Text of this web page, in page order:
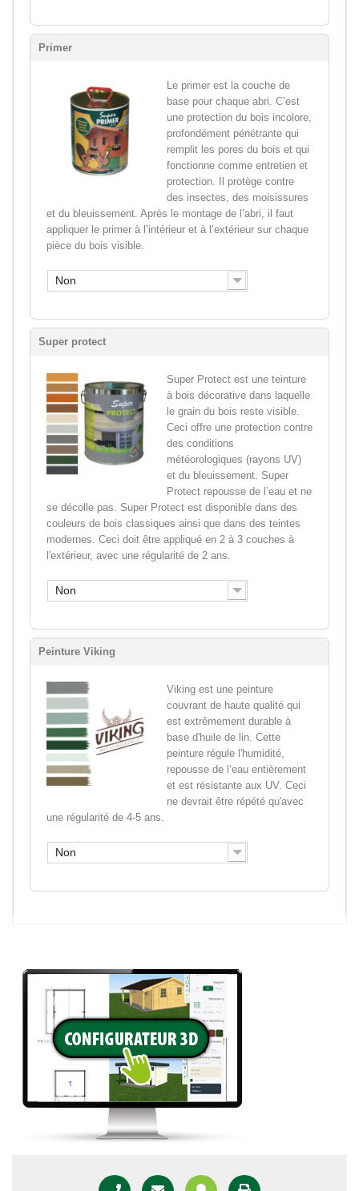
Primer
Le primer est la couche de
base pour chaque abri. C’est
une protection du bois incolore,
profondément pénétrante qui
remplit les pores du bois et qui
fonctionne comme entretien et
protection. Il protège contre
des insectes, des moisissures
et du bleuissement. Après le montage de l’abri, il faut
appliquer le primer à l’intérieur et à l’extérieur sur chaque
pièce du bois visible.
Non
Super protect
Super Protect est une teinture
à bois décorative dans laquelle
le grain du bois reste visible.
Ceci offre une protection contre
des conditions
météorologiques (rayons UV)
et du bleuissement. Super
Protect repousse de l’eau et ne
se décolle pas. Super Protect est disponible dans des
couleurs de bois classiques ainsi que dans des teintes
modernes. Ceci doit être appliqué en 2 à 3 couches à
l'extérieur, avec une régularité de 2 ans.
Non
Peinture Viking
Viking est une peinture
couvrant de haute qualité qui
est extrêmement durable à
base d'huile de lin. Cette
peinture régule l'humidité,
repousse de l’eau entièrement
et est résistante aux UV. Ceci
ne devrait être répété qu'avec
une régularité de 4-5 ans.
Non